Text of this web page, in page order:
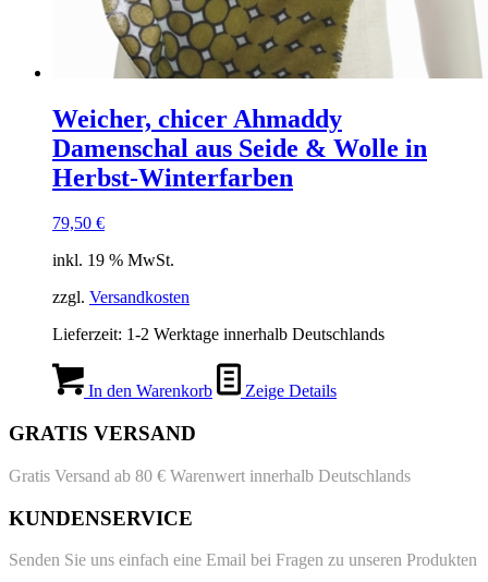
Weicher, chicer Ahmaddy
Damenschal aus Seide & Wolle in
Herbst-Winterfarben
79,50 €
inkl. 19 % MwSt.
zzgl. Versandkosten
Lieferzeit: 1-2 Werktage innerhalb Deutschlands
In den Warenkorb Zeige Details
GRATIS VERSAND
Gratis Versand ab 80 € Warenwert innerhalb Deutschlands
KUNDENSERVICE
Senden Sie uns einfach eine Email bei Fragen zu unseren Produkten